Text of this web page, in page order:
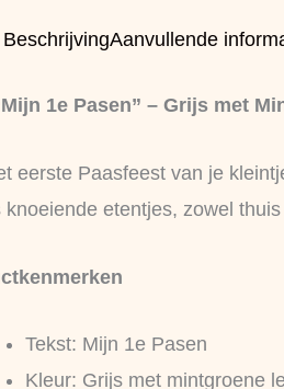
BeschrijvingAanvullende
1e Pasen” – Grijs met
eerste Paasfeest van je
knoeiende etentjes, zowel
Tekst: Mijn 1e Pasen
Kleur: Grijs met mintgroene